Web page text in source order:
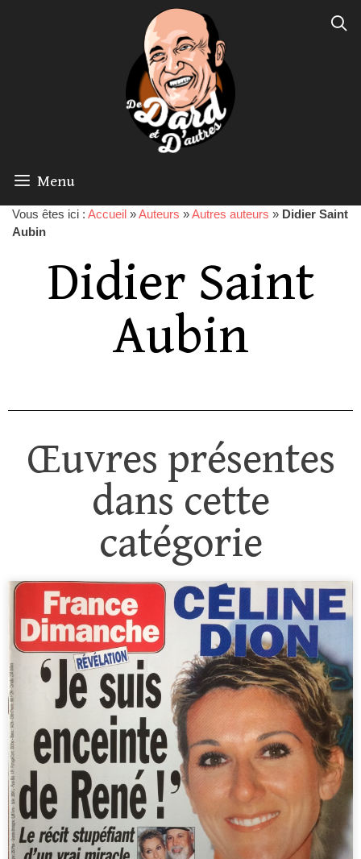
Menu
Vous êtes ici : Accueil »Auteurs »Autres auteurs » Didier Saint
Aubin
Didier Saint
Aubin
Œuvres présentes
dans cette
catégorie